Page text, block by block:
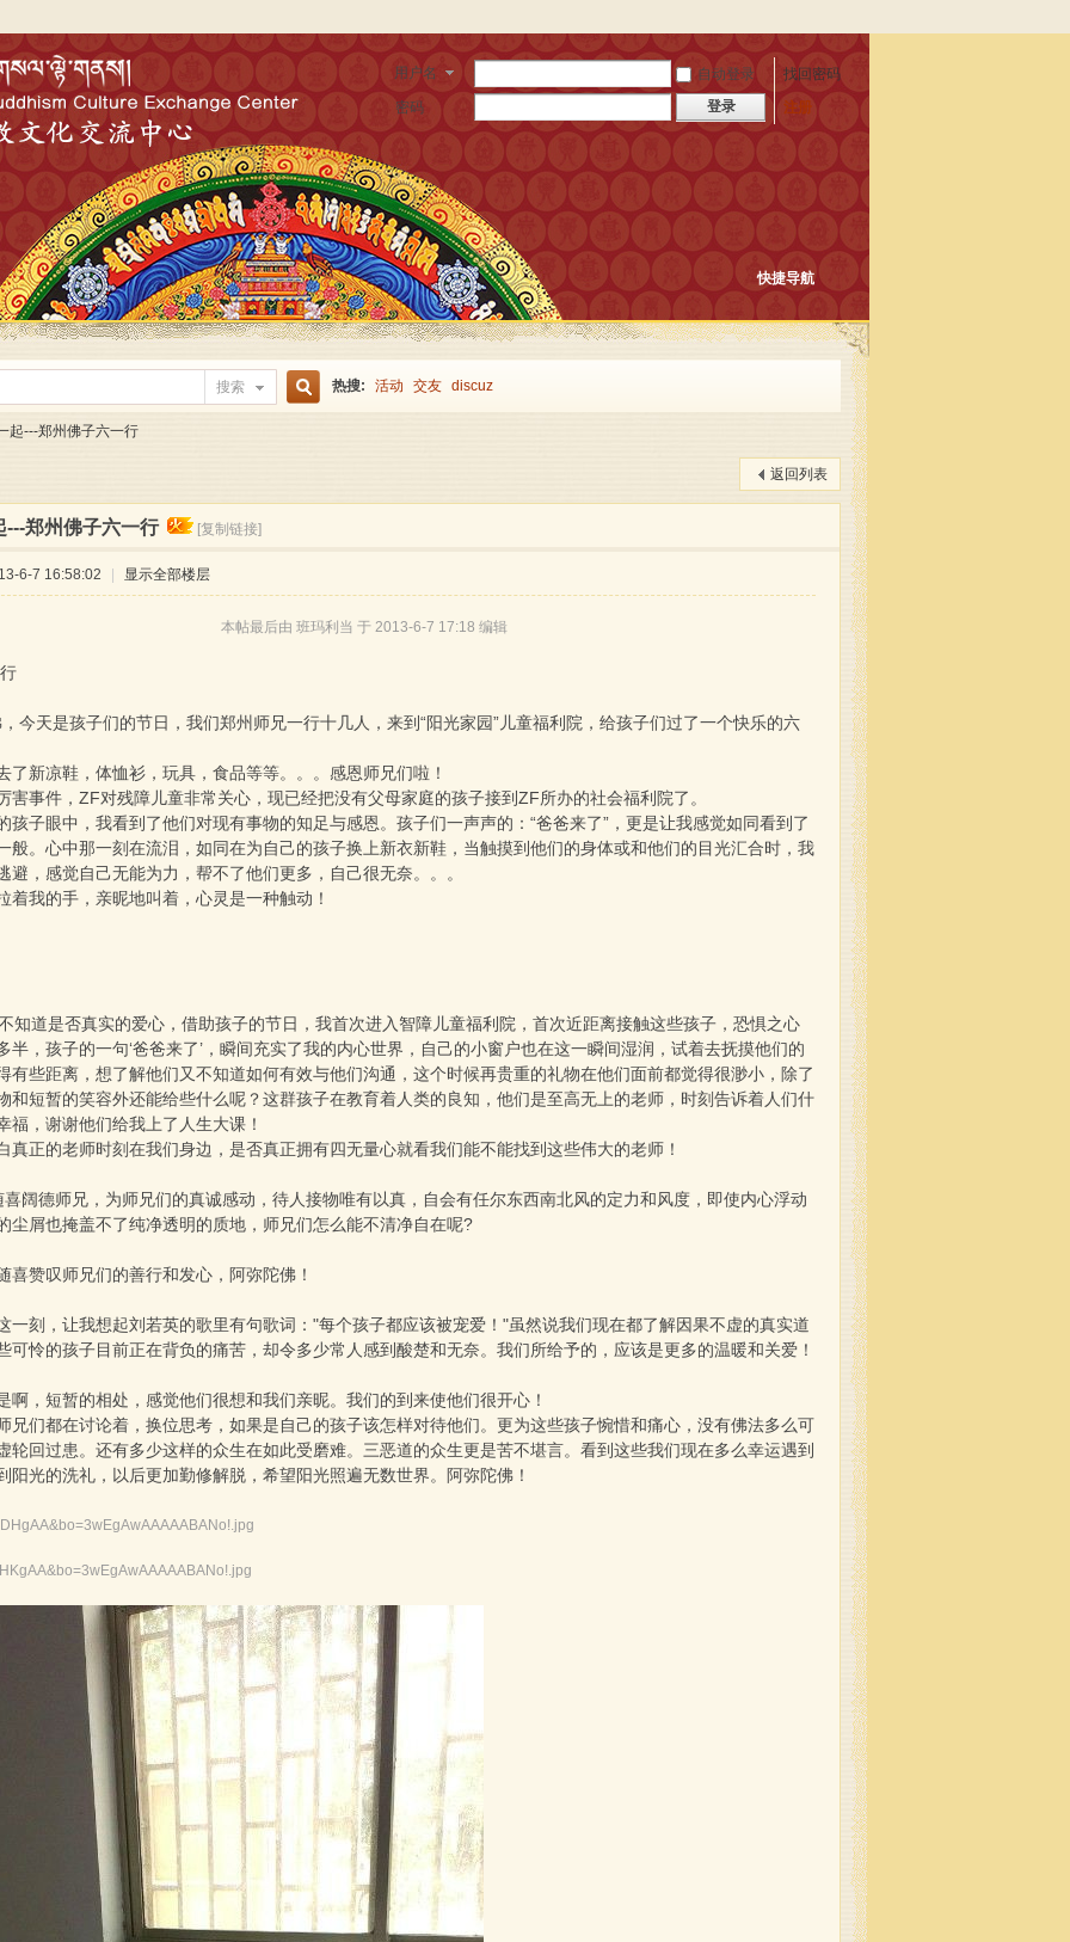
用户名 自动登录
找回密码
密码
登录 注册
快捷导航
搜索 热搜: 活动 交友 discuz
起---郑州佛子六一行
返回列表
---郑州佛子六一行 [复制链接]
6-7 16:58:02 显示全部楼层
本帖最后由 班玛利当 于 2013-6-7 17:18 编辑
天是孩子们的节日，我们郑州师兄一行十几人，来到“阳光家园”儿童福利院，给孩子们过了一个快乐的六
了新凉鞋，体恤衫，玩具，食品等等。。。感恩师兄们啦！
害事件，ZF对残障儿童非常关心，现已经把没有父母家庭的孩子接到ZF所办的社会福利院了。
孩子眼中，我看到了他们对现有事物的知足与感恩。孩子们一声声的：“爸爸来了”，更是让我感觉如同看到了
般。心中那一刻在流泪，如同在为自己的孩子换上新衣新鞋，当触摸到他们的身体或和他们的目光汇合时，我
避，感觉自己无能为力，帮不了他们更多，自己很无奈。。。
着我的手，亲昵地叫着，心灵是一种触动！
道是否真实的爱心，借助孩子的节日，我首次进入智障儿童福利院，首次近距离接触这些孩子，恐惧之心
半，孩子的一句‘爸爸来了’，瞬间充实了我的内心世界，自己的小窗户也在这一瞬间湿润，试着去抚摸他们的
有些距离，想了解他们又不知道如何有效与他们沟通，这个时候再贵重的礼物在他们面前都觉得很渺小，除了
和短暂的笑容外还能给些什么呢？这群孩子在教育着人类的良知，他们是至高无上的老师，时刻告诉着人们什
福，谢谢他们给我上了人生大课！
真正的老师时刻在我们身边，是否真正拥有四无量心就看我们能不能找到这些伟大的老师！
阔德师兄，为师兄们的真诚感动，待人接物唯有以真，自会有任尔东西南北风的定力和风度，即使内心浮动
尘屑也掩盖不了纯净透明的质地，师兄们怎么能不清净自在呢?
喜赞叹师兄们的善行和发心，阿弥陀佛！
一刻，让我想起刘若英的歌里有句歌词："每个孩子都应该被宠爱！"虽然说我们现在都了解因果不虚的真实道
可怜的孩子目前正在背负的痛苦，却令多少常人感到酸楚和无奈。我们所给予的，应该是更多的温暖和关爱！
啊，短暂的相处，感觉他们很想和我们亲昵。我们的到来使他们很开心！
兄们都在讨论着，换位思考，如果是自己的孩子该怎样对待他们。更为这些孩子惋惜和痛心，没有佛法多么可
轮回过患。还有多少这样的众生在如此受磨难。三恶道的众生更是苦不堪言。看到这些我们现在多么幸运遇到
阳光的洗礼，以后更加勤修解脱，希望阳光照遍无数世界。阿弥陀佛！